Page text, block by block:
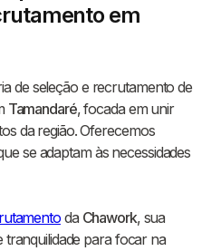
em
de seleção e recrutamento de
Tamandaré, focada em unir
da região. Oferecemos
se adaptam às necessidades
da Chawork, sua
tranquilidade para focar na